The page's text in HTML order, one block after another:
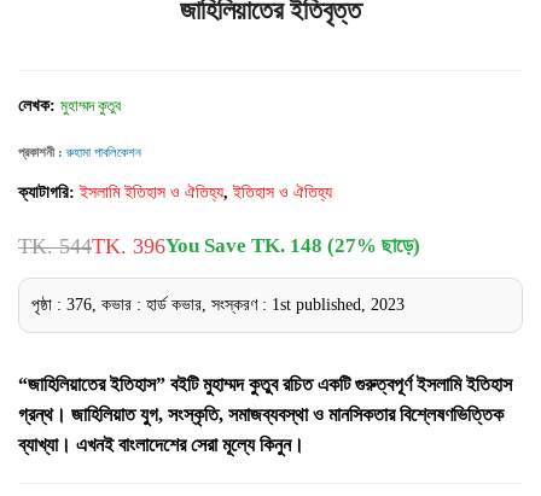
জাহিলিয়াতের ইতিবৃত্ত
লেখক: মুহাম্মদ কুতুব
প্রকাশনী :রুহামা পাবলিকেশন
ক্যাটাগরি: ইসলামি ইতিহাস ও ঐতিহ্য, ইতিহাস ও ঐতিহ্য
TK. 544TK. 396You Save TK. 148 (27% ছাড়ে)
পৃষ্ঠা : 376, কভার : হার্ড কভার, সংস্করণ : 1st published, 2023
“জাহিলিয়াতের ইতিহাস” বইটি মুহাম্মদ কুতুব রচিত একটি গুরুত্বপূর্ণ ইসলামি ইতিহাস
গ্রন্থ। জাহিলিয়াত যুগ, সংস্কৃতি, সমাজব্যবস্থা ও মানসিকতার বিশ্লেষণভিত্তিক
ব্যাখ্যা। এখনই বাংলাদেশের সেরা মূল্যে কিনুন।